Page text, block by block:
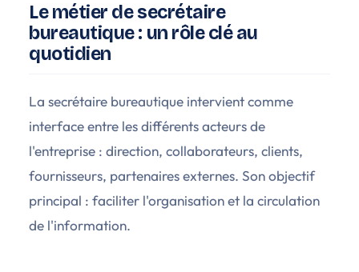
Le métier de secrétaire
bureautique : un rôle clé au
quotidien
La secrétaire bureautique intervient comme
interface entre les différents acteurs de
l'entreprise : direction, collaborateurs, clients,
fournisseurs, partenaires externes. Son objectif
principal : faciliter l'organisation et la circulation
de l'information.